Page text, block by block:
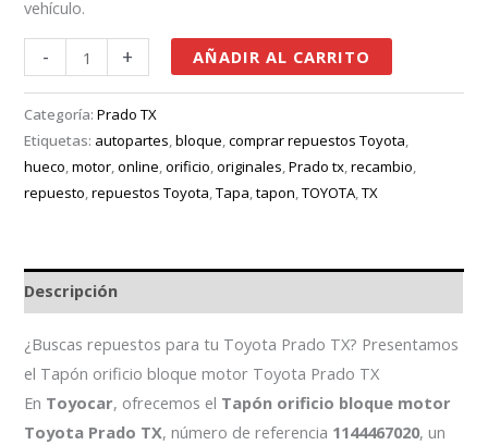
vehículo.
- + AÑADIR AL CARRITO
Categoría:Prado TX
Etiquetas: autopartes ,bloque ,comprar repuestos Toyota
hueco ,motor ,online ,orificio ,originales ,Prado tx ,recambio
repuesto ,repuestos Toyota ,Tapa ,tapon ,TOYOTA ,TX
Descripción
¿Buscas repuestos para tu Toyota Prado TX? Presentamos
el Tapón orificio bloque motor Toyota Prado TX
En Toyocar, ofrecemos el Tapón orificio bloque motor
Toyota Prado TX, número de referencia 1144467020, un